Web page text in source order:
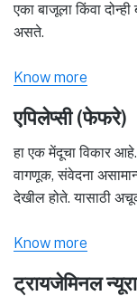
एका बाजूला किंवा
असते.
Know more
एपिलेप्सी (फेफरे)
हा एक मेंदूचा विकार
वागणूक, संवेदना
देखील होते. यासाठी
Know more
ट्रायजेमिनल